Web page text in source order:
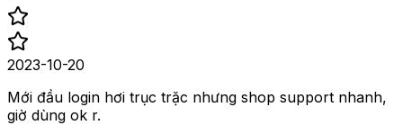
2023-10-20
Mới đầu login hơi trục trặc nhưng shop support nhanh,
giờ dùng ok r.